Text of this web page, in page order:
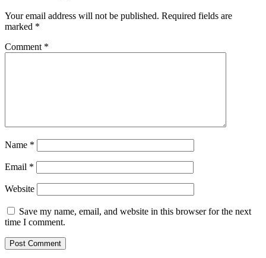
Your email address will not be published. Required fields are
marked *
Comment *
Name *
Email *
Website
Save my name, email, and website in this browser for the next
time I comment.